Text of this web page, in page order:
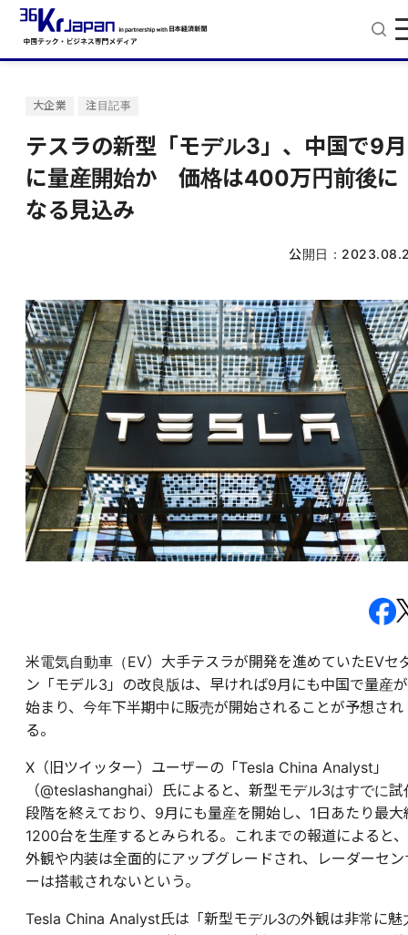
大企業 注目記事
テスラの新型「モデル3」、中国で9月
に量産開始か 価格は400万円前後に
なる見込み
公開日：
米電気自動車（EV）大手テスラが開発を進めていたEVセ
ン「モデル3」の改良版は、早ければ9月にも中国で量産が
始まり、今年下半期中に販売が開始されることが予想され
る。
X（旧ツイッター）ユーザーの「Tesla China Analyst」
（@teslashanghai）氏によると、新型モデル3はすでに試
段階を終えており、9月にも量産を開始し、1日あたり最大
1200台を生産するとみられる。これまでの報道によると、
外観や内装は全面的にアップグレードされ、レーダーセン
ーは搭載されないという。
Tesla China Analyst氏は「新型モデル3の外観は非常に魅